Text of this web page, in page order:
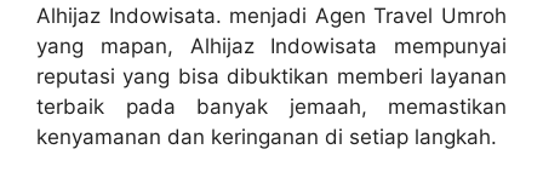
Alhijaz Indowisata. menjadi Agen Travel Umroh
yang mapan, Alhijaz Indowisata mempunyai
reputasi yang bisa dibuktikan memberi layanan
terbaik pada banyak jemaah, memastikan
kenyamanan dan keringanan di setiap langkah.